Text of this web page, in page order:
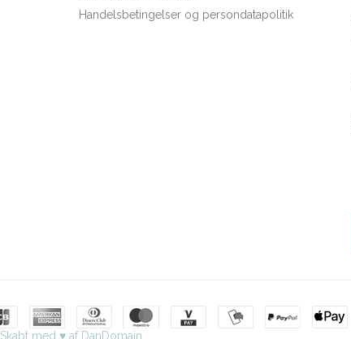
Handelsbetingelser og persondatapolitik
Skabt med ♥ af DanDomain